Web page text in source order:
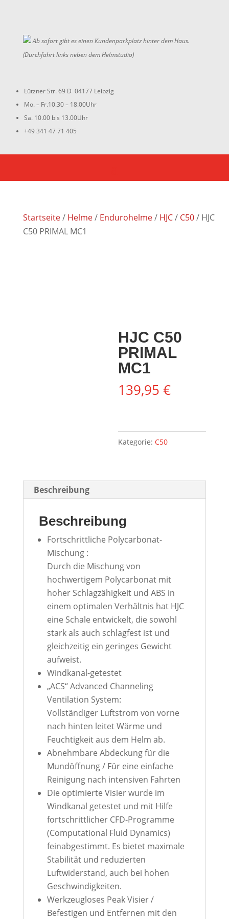
Ab sofort gibt es einen Kundenparkplatz hinter dem Haus.
(Durchfahrt links neben dem Helmstudio)
Lützner Str. 69 D 04177 Leipzig
Mo. – Fr.10.30 – 18.00Uhr
Sa. 10.00 bis 13.00Uhr
+49 341 47 71 405
Startseite/ Helme/ Endurohelme/ HJC/ C50/ HJC
C50 PRIMAL MC1
HJC C50
PRIMAL
MC1
139,95€
Kategorie:C50
Beschreibung
Beschreibung
Fortschrittliche Polycarbonat-
Mischung :
Durch die Mischung von
hochwertigem Polycarbonat mit
hoher Schlagzähigkeit und ABS in
einem optimalen Verhältnis hat HJC
eine Schale entwickelt, die sowohl
stark als auch schlagfest ist und
gleichzeitig ein geringes Gewicht
aufweist.
Windkanal-getestet
„ACS“ Advanced Channeling
Ventilation System:
Vollständiger Luftstrom von vorne
nach hinten leitet Wärme und
Feuchtigkeit aus dem Helm ab.
Abnehmbare Abdeckung für die
Mundöffnung / Für eine einfache
Reinigung nach intensiven Fahrten
Die optimierte Visier wurde im
Windkanal getestet und mit Hilfe
fortschrittlicher CFD-Programme
(Computational Fluid Dynamics)
feinabgestimmt. Es bietet maximale
Stabilität und reduzierten
Luftwiderstand, auch bei hohen
Geschwindigkeiten.
Werkzeugloses Peak Visier /
Befestigen und Entfernen mit den